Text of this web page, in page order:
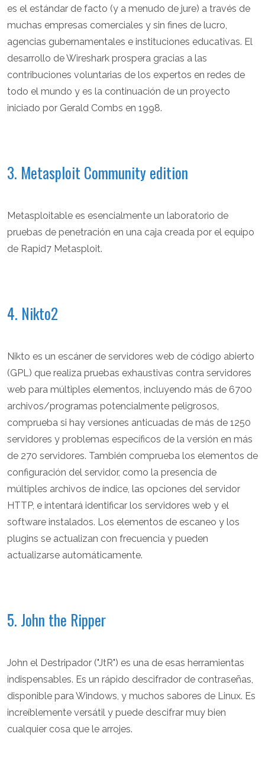
es el estándar de facto (y a menudo de jure) a través de
muchas empresas comerciales y sin fines de lucro,
agencias gubernamentales e instituciones educativas. El
desarrollo de Wireshark prospera gracias a las
contribuciones voluntarias de los expertos en redes de
todo el mundo y es la continuación de un proyecto
iniciado por Gerald Combs en 1998.
3. Metasploit Community edition
Metasploitable es esencialmente un laboratorio de
pruebas de penetración en una caja creada por el equipo
de Rapid7 Metasploit.
4. Nikto2
Nikto es un escáner de servidores web de código abierto
(GPL) que realiza pruebas exhaustivas contra servidores
web para múltiples elementos, incluyendo más de 6700
archivos/programas potencialmente peligrosos,
comprueba si hay versiones anticuadas de más de 1250
servidores y problemas específicos de la versión en más
de 270 servidores. También comprueba los elementos de
configuración del servidor, como la presencia de
múltiples archivos de índice, las opciones del servidor
HTTP, e intentará identificar los servidores web y el
software instalados. Los elementos de escaneo y los
plugins se actualizan con frecuencia y pueden
actualizarse automáticamente.
5. John the Ripper
John el Destripador ("JtR") es una de esas herramientas
indispensables. Es un rápido descifrador de contraseñas,
disponible para Windows, y muchos sabores de Linux. Es
increíblemente versátil y puede descifrar muy bien
cualquier cosa que le arrojes.